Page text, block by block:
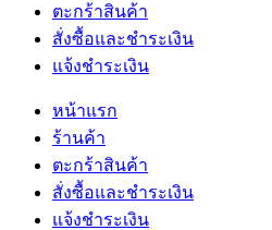
ตะกร้าสินค้า
สั่งซื้อและชำระเงิน
แจ้งชำระเงิน
หน้าแรก
ร้านค้า
ตะกร้าสินค้า
สั่งซื้อและชำระเงิน
แจ้งชำระเงิน